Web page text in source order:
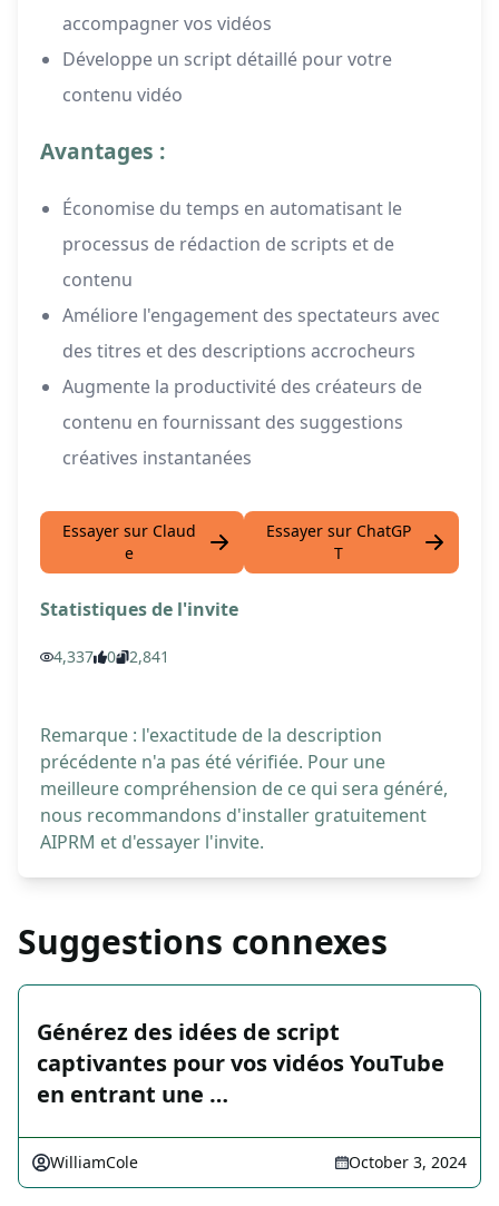
accompagner vos vidéos
Développe un script détaillé pour votre
contenu vidéo
Avantages :
Économise du temps en automatisant le
processus de rédaction de scripts et de
contenu
Améliore l'engagement des spectateurs avec
des titres et des descriptions accrocheurs
Augmente la productivité des créateurs de
contenu en fournissant des suggestions
créatives instantanées
Essayer sur Claud
e
Essayer sur ChatGP
T
Statistiques de l'invite
4,337 0 2,841
Remarque : l'exactitude de la description
précédente n'a pas été vérifiée. Pour une
meilleure compréhension de ce qui sera généré,
nous recommandons d'installer gratuitement
AIPRM et d'essayer l'invite.
Suggestions connexes
Générez des idées de script
captivantes pour vos vidéos YouTube
en entrant une …
WilliamCole October 3, 2024